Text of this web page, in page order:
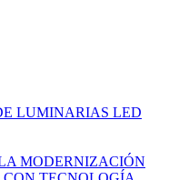
LUMINARIAS LED
LA MODERNIZACIÓN